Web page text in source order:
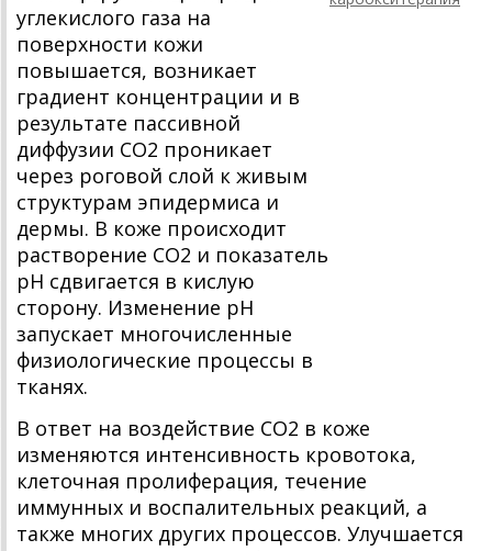
углекислого газа на
поверхности кожи
повышается, возникает
градиент концентрации и в
результате пассивной
диффузии СО2 проникает
через роговой слой к живым
структурам эпидермиса и
дермы. В коже происходит
растворение СО2 и показатель
рН сдвигается в кислую
сторону. Изменение рН
запускает многочисленные
физиологические процессы в
тканях.
В ответ на воздействие СО2 в коже
изменяются интенсивность кровотока,
клеточная пролиферация, течение
иммунных и воспалительных реакций, а
также многих других процессов. Улучшается